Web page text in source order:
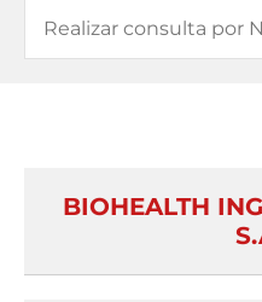
BIOHEALTH